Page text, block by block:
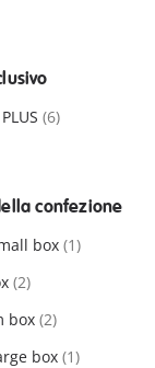
(6)
confezione
box (1)
(2)
box (2)
box (1)